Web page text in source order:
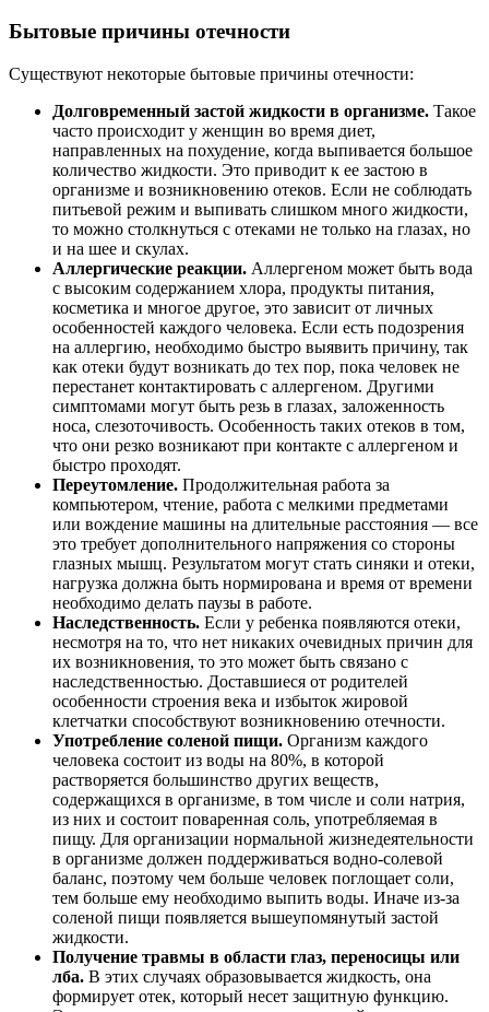
Бытовые причины отечности
Существуют некоторые бытовые причины отечности:
Долговременный застой жидкости в организме. Такое
часто происходит у женщин во время диет,
направленных на похудение, когда выпивается большое
количество жидкости. Это приводит к ее застою в
организме и возникновению отеков. Если не соблюдать
питьевой режим и выпивать слишком много жидкости,
то можно столкнуться с отеками не только на глазах, но
и на шее и скулах.
Аллергические реакции. Аллергеном может быть вода
с высоким содержанием хлора, продукты питания,
косметика и многое другое, это зависит от личных
особенностей каждого человека. Если есть подозрения
на аллергию, необходимо быстро выявить причину, так
как отеки будут возникать до тех пор, пока человек не
перестанет контактировать с аллергеном. Другими
симптомами могут быть резь в глазах, заложенность
носа, слезоточивость. Особенность таких отеков в том,
что они резко возникают при контакте с аллергеном и
быстро проходят.
Переутомление. Продолжительная работа за
компьютером, чтение, работа с мелкими предметами
или вождение машины на длительные расстояния — все
это требует дополнительного напряжения со стороны
глазных мышц. Результатом могут стать синяки и отеки,
нагрузка должна быть нормирована и время от времени
необходимо делать паузы в работе.
Наследственность. Если у ребенка появляются отеки,
несмотря на то, что нет никаких очевидных причин для
их возникновения, то это может быть связано с
наследственностью. Доставшиеся от родителей
особенности строения века и избыток жировой
клетчатки способствуют возникновению отечности.
Употребление соленой пищи. Организм каждого
человека состоит из воды на 80%, в которой
растворяется большинство других веществ,
содержащихся в организме, в том числе и соли натрия,
из них и состоит поваренная соль, употребляемая в
пищу. Для организации нормальной жизнедеятельности
в организме должен поддерживаться водно-солевой
баланс, поэтому чем больше человек поглощает соли,
тем больше ему необходимо выпить воды. Иначе из-за
соленой пищи появляется вышеупомянутый застой
жидкости.
Получение травмы в области глаз, переносицы или
лба. В этих случаях образовывается жидкость, она
формирует отек, который несет защитную функцию.